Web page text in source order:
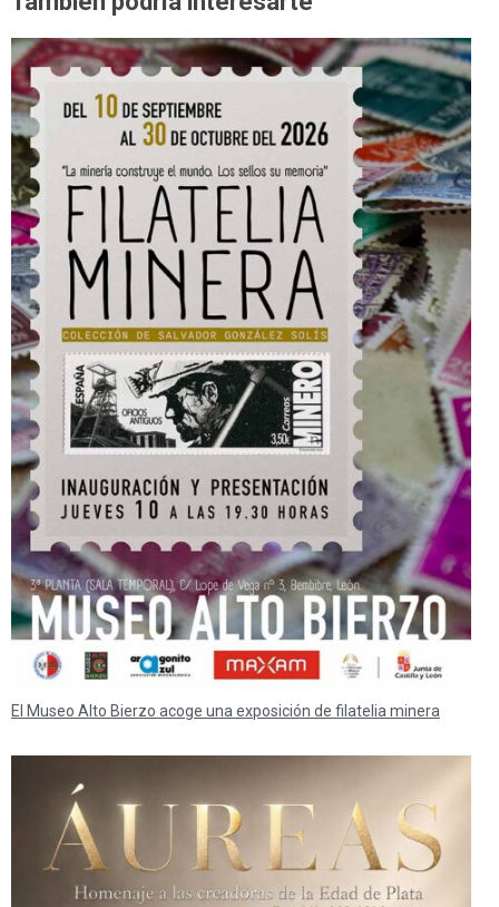
El Museo Alto Bierzo acoge una exposición de filatelia minera